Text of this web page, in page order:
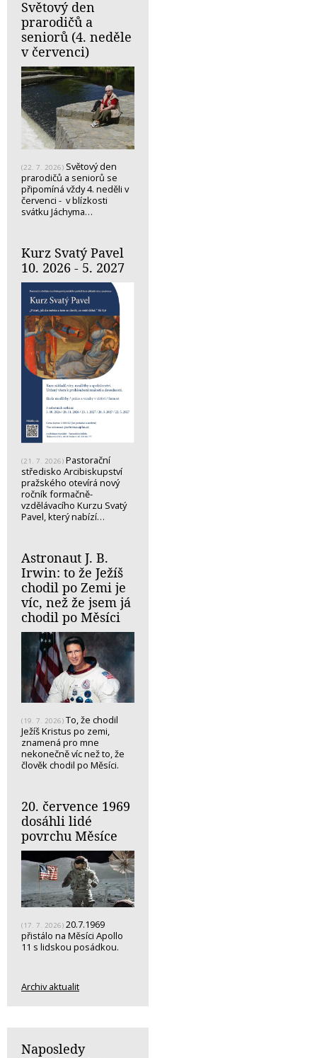
Světový den
prarodičů a
seniorů (4. neděle
v červenci)
(22. 7. 2026) Světový den
prarodičů a seniorů se
připomíná vždy 4. neděli v
červenci - v blízkosti
svátku Jáchyma…
Kurz Svatý Pavel
10. 2026 - 5. 2027
(21. 7. 2026) Pastorační
středisko Arcibiskupství
pražského otevírá nový
ročník formačně-
vzdělávacího Kurzu Svatý
Pavel, který nabízí…
Astronaut J. B.
Irwin: to že Ježíš
chodil po Zemi je
víc, než že jsem já
chodil po Měsíci
(19. 7. 2026) To, že chodil
Ježíš Kristus po zemi,
znamená pro mne
nekonečně víc než to, že
člověk chodil po Měsíci.
20. července 1969
dosáhli lidé
povrchu Měsíce
(17. 7. 2026) 20.7.1969
přistálo na Měsíci Apollo
11 s lidskou posádkou.
Archiv aktualit
Naposledy